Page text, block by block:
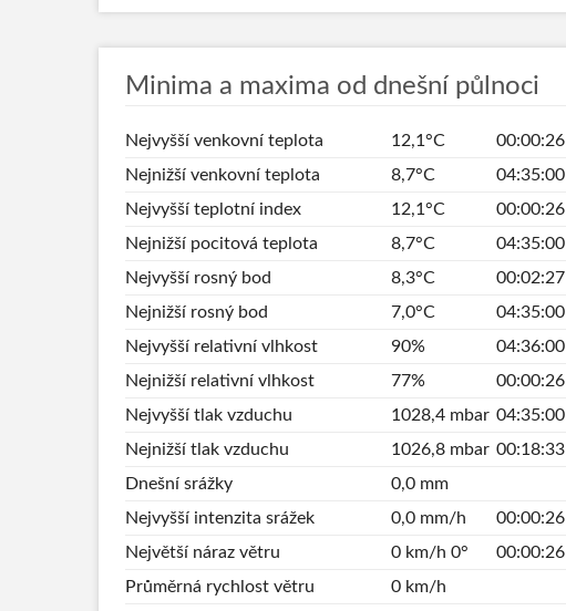
Minima a maxima od dnešní půlnoci
Nejvyšší venkovní teplota 12,1°C
00:00:26
Nejnižší venkovní teplota
8,7°C
04:35:00
Nejvyšší teplotní index
12,1°C
00:00:26
Nejnižší pocitová teplota
8,7°C
04:35:00
Nejvyšší rosný bod
8,3°C
00:02:27
Nejnižší rosný bod
7,0°C
04:35:00
Nejvyšší relativní vlhkost
90%
04:36:00
Nejnižší relativní vlhkost
77%
00:00:26
Nejvyšší tlak vzduchu
1028,4 mbar 04:35:00
Nejnižší tlak vzduchu
1026,8 mbar 00:18:33
Dnešní srážky
0,0 mm
Nejvyšší intenzita srážek
0,0 mm/h
00:00:26
Největší náraz větru
0 km/h 0°
00:00:26
Průměrná rychlost větru
0 km/h